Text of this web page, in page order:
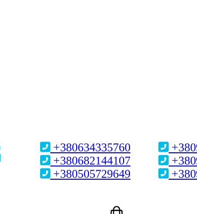
+380634335760
+380682144107
+380505729649